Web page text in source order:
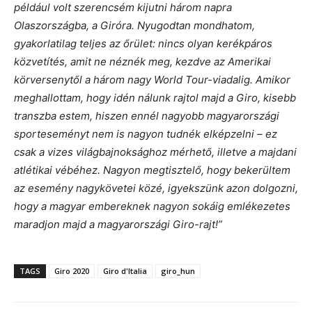
például volt szerencsém kijutni három napra
Olaszországba, a Giróra. Nyugodtan mondhatom,
gyakorlatilag teljes az őrület: nincs olyan kerékpáros
közvetítés, amit ne néznék meg, kezdve az Amerikai
körversenytől a három nagy World Tour-viadalig. Amikor
meghallottam, hogy idén nálunk rajtol majd a Giro, kisebb
transzba estem, hiszen ennél nagyobb magyarországi
sporteseményt nem is nagyon tudnék elképzelni – ez
csak a vizes világbajnoksághoz mérhető, illetve a majdani
atlétikai vébéhez. Nagyon megtisztelő, hogy bekerültem
az esemény nagykövetei közé, igyekszünk azon dolgozni,
hogy a magyar embereknek nagyon sokáig emlékezetes
maradjon majd a magyarországi Giro-rajt!”
TAGS Giro 2020 Giro d'Italia giro_hun